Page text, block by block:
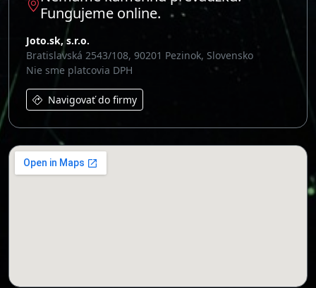
Fungujeme online.
Joto.sk, s.r.o.
Bratislavská 2543/108, 90201 Pezinok, Slovensko
Nie sme platcovia DPH
Navigovať do firmy